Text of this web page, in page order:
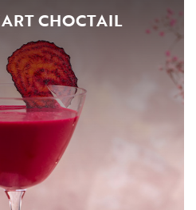
CHOCTAIL